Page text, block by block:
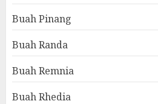
Buah Pinang
Buah Randa
Buah Remnia
Buah Rhedia